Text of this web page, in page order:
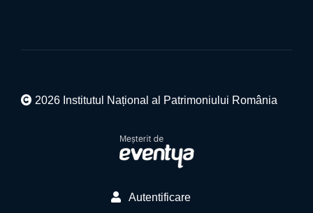
2026 Institutul Național al Patrimoniului România
Autentificare